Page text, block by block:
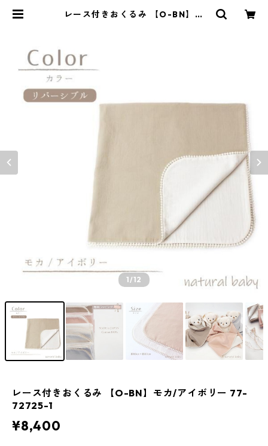
レース付きおくるみ 【O-BN】モ
1/12
レース付きおくるみ 【O-BN】モカ/アイボリー 77-
72725-1
¥8,400